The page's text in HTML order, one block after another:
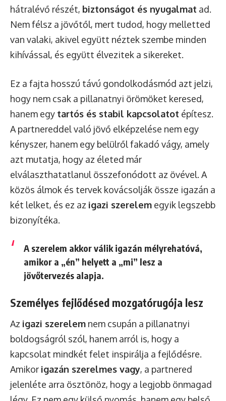
hátralévő részét, biztonságot és nyugalmat ad.
Nem félsz a jövőtől, mert tudod, hogy melletted
van valaki, akivel együtt néztek szembe minden
kihívással, és együtt élvezitek a sikereket.
Ez a fajta hosszú távú gondolkodásmód azt jelzi,
hogy nem csak a pillanatnyi örömöket keresed,
hanem egy tartós és stabil kapcsolatot építesz.
A partnereddel való jövő elképzelése nem egy
kényszer, hanem egy belülről fakadó vágy, amely
azt mutatja, hogy az életed már
elválaszthatatlanul összefonódott az övével. A
közös álmok és tervek kovácsolják össze igazán a
két lelket, és ez az igazi szerelem egyik legszebb
bizonyítéka.
A szerelem akkor válik igazán mélyrehatóvá,
amikor a „én” helyett a „mi” lesz a
jövőtervezés alapja.
Személyes fejlődésed mozgatórugója lesz
Az igazi szerelem nem csupán a pillanatnyi
boldogságról szól, hanem arról is, hogy a
kapcsolat mindkét felet inspirálja a fejlődésre.
Amikor igazán szerelmes vagy, a partnered
jelenléte arra ösztönöz, hogy a legjobb önmagad